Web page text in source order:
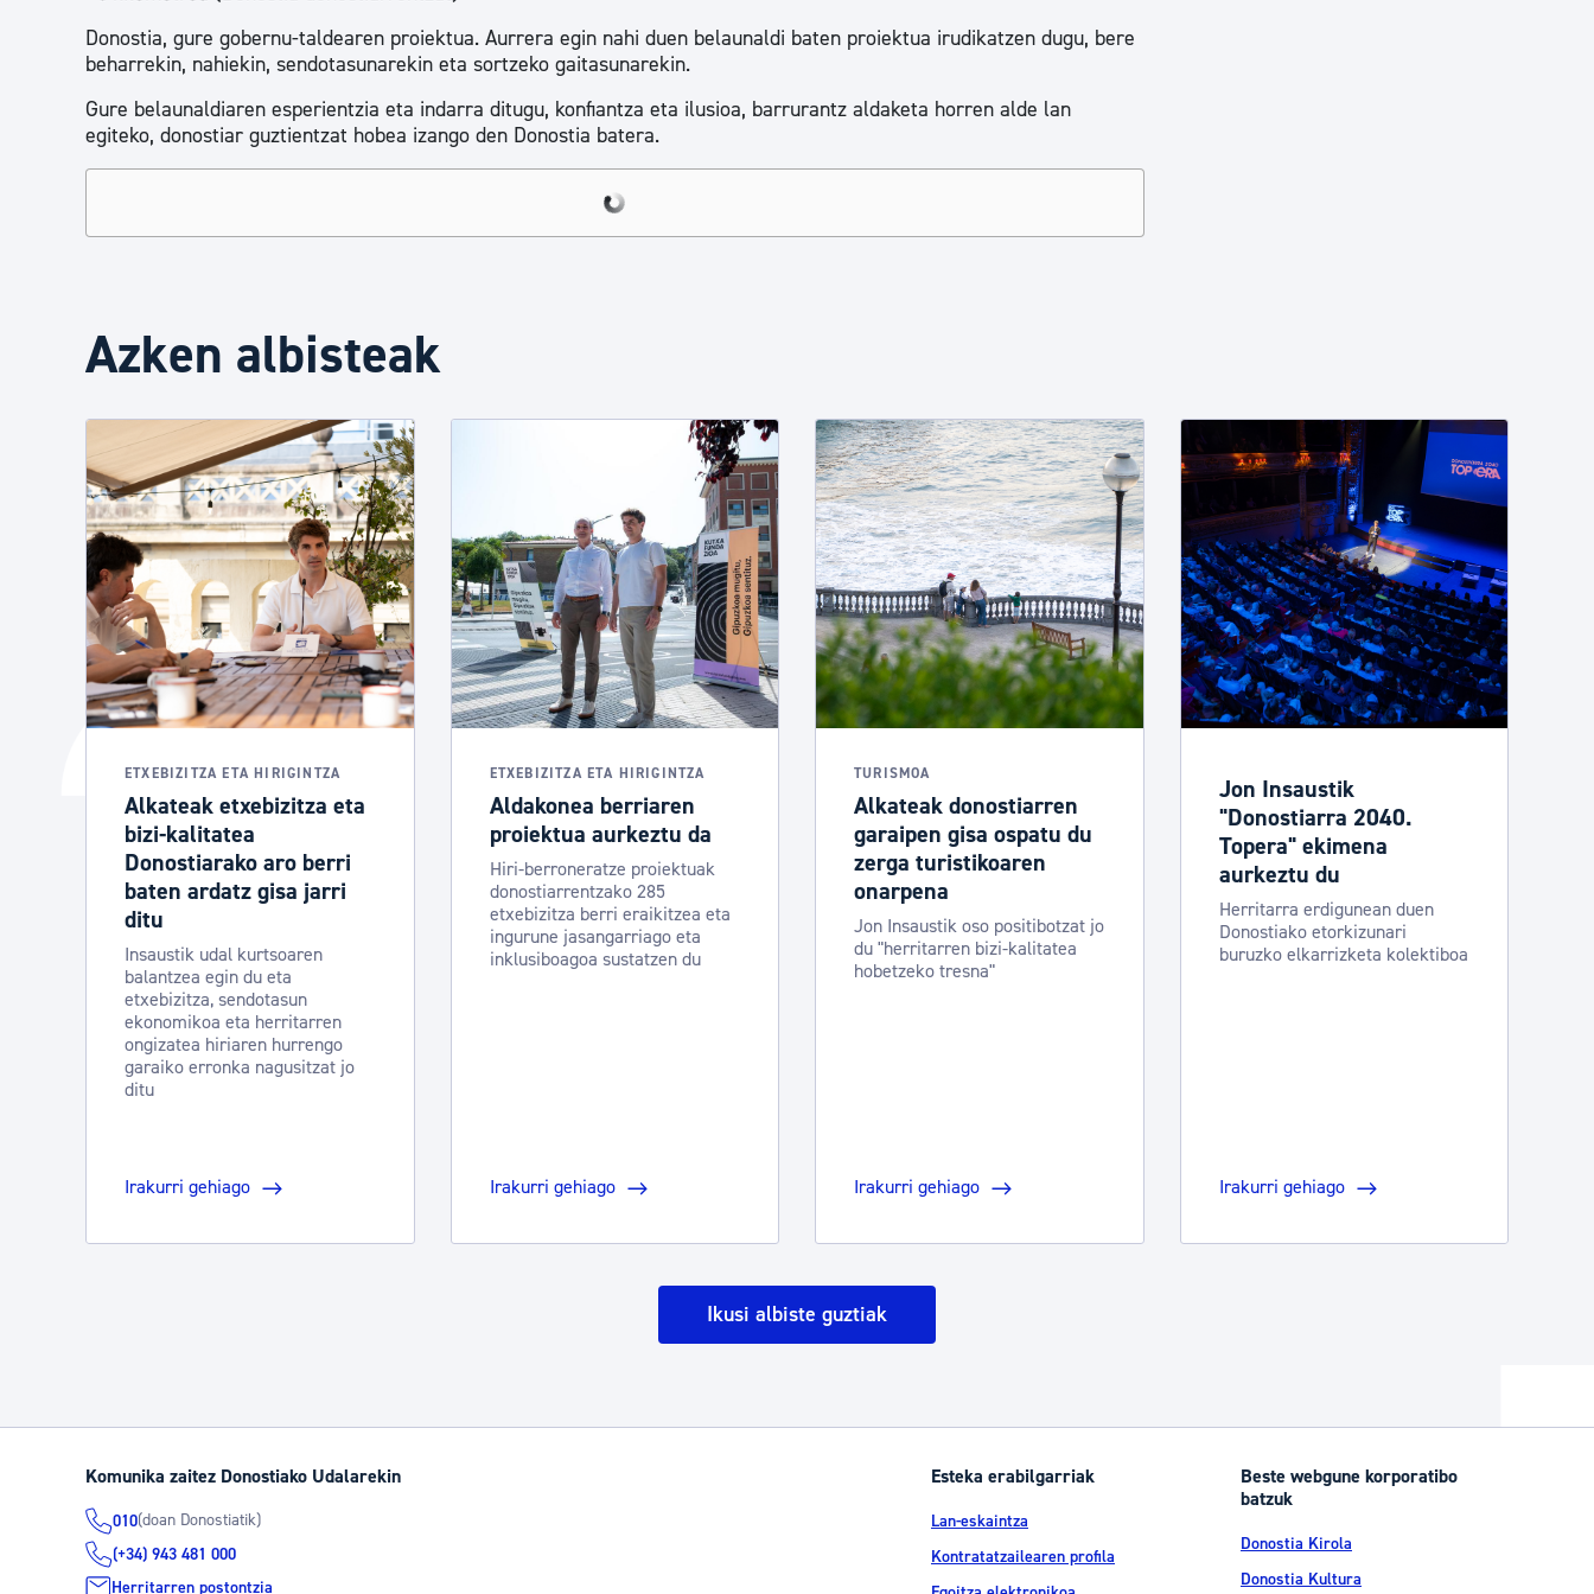
Donostia, gure gobernu-taldearen proiektua. Aurrera egin nahi duen belaunaldi baten proiektua irudikatzen dugu, bere
beharrekin, nahiekin, sendotasunarekin eta sortzeko gaitasunarekin.
Gure belaunaldiaren esperientzia eta indarra ditugu, konfiantza eta ilusioa, barrurantz aldaketa horren alde lan
egiteko, donostiar guztientzat hobea izango den Donostia batera.
Azken albisteak
ETXEBIZITZA ETA HIRIGINTZA
Alkateak etxebizitza eta
bizi-kalitatea
Donostiarako aro berri
baten ardatz gisa jarri
ditu
Insaustik udal kurtsoaren
balantzea egin du eta
etxebizitza, sendotasun
ekonomikoa eta herritarren
ongizatea hiriaren hurrengo
garaiko erronka nagusitzat jo
ditu
Irakurri gehiago
ETXEBIZITZA ETA HIRIGINTZA
Aldakonea berriaren
proiektua aurkeztu da
Hiri-berroneratze proiektuak
donostiarrentzako 285
etxebizitza berri eraikitzea eta
ingurune jasangarriago eta
inklusiboagoa sustatzen du
Irakurri gehiago
TURISMOA
Alkateak donostiarren
garaipen gisa ospatu du
zerga turistikoaren
onarpena
Jon Insaustik oso positibotzat jo
du "herritarren bizi-kalitatea
hobetzeko tresna"
Irakurri gehiago
Jon Insaustik
"Donostiarra 2040.
Topera" ekimena
aurkeztu du
Herritarra erdigunean duen
Donostiako etorkizunari
buruzko elkarrizketa kolektiboa
Irakurri gehiago
Ikusi albiste guztiak
Komunika zaitez Donostiako Udalarekin
010(doan Donostiatik)
(+34) 943 481 000
Herritarren postontzia
Esteka erabilgarriak
Lan-eskaintza
Kontratatzailearen profila
Beste webgune korporatibo
batzuk
Donostia Kirola
Donostia Kultura